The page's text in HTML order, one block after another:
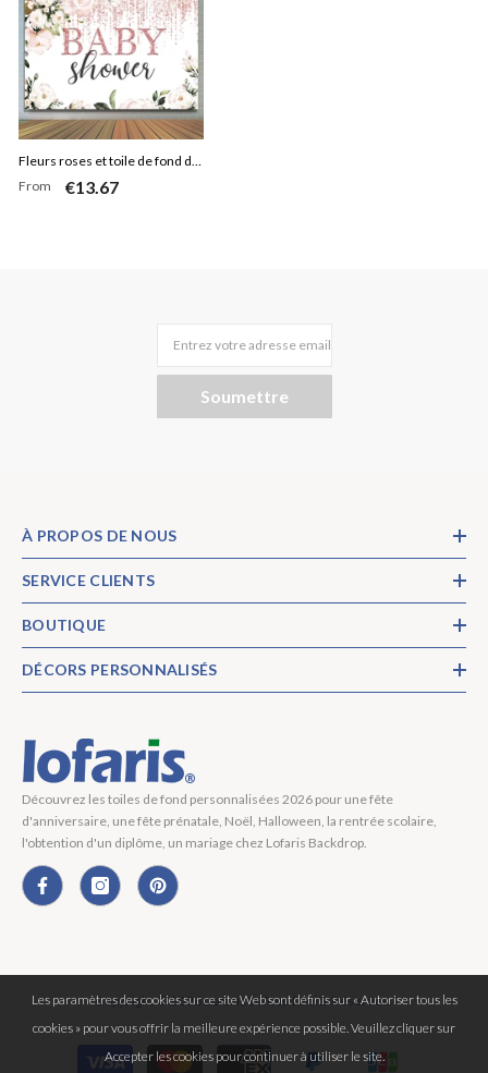
Fleurs roses et toile de fond de
douche de bébé Bokeh or rose
From €13.67
Entrez votre adresse email
Soumettre
À PROPOS DE NOUS
SERVICE CLIENTS
BOUTIQUE
DÉCORS PERSONNALISÉS
Découvrez les toiles de fond personnalisées 2026 pour une fête
d'anniversaire, une fête prénatale, Noël, Halloween, la rentrée scolaire,
l'obtention d'un diplôme, un mariage chez Lofaris Backdrop.
Copyright © 2026 Lofaris® Tous Droits Réservés.
Moyens
Les paramètres des cookies sur ce site Web sont définis sur « Autoriser tous les
cookies » pour vous offrir la meilleure expérience possible. Veuillez cliquer sur
Accepter les cookies pour continuer à utiliser le site.